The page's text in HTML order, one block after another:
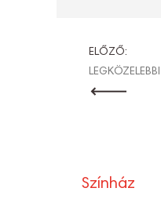
ELŐZŐ:
Színház